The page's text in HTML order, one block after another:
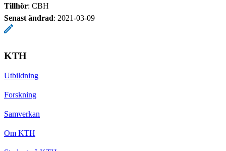
Tillhör: CBH
Senast ändrad: 2021-03-09
KTH
Utbildning
Forskning
Samverkan
Om KTH